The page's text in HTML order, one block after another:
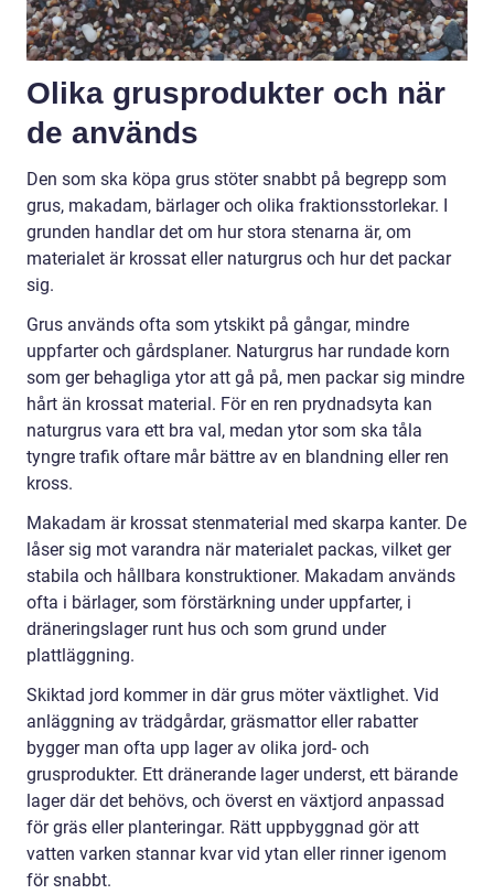
Olika grusprodukter och när
de används
Den som ska köpa grus stöter snabbt på begrepp som
grus, makadam, bärlager och olika fraktionsstorlekar. I
grunden handlar det om hur stora stenarna är, om
materialet är krossat eller naturgrus och hur det packar
sig.
Grus används ofta som ytskikt på gångar, mindre
uppfarter och gårdsplaner. Naturgrus har rundade korn
som ger behagliga ytor att gå på, men packar sig mindre
hårt än krossat material. För en ren prydnadsyta kan
naturgrus vara ett bra val, medan ytor som ska tåla
tyngre trafik oftare mår bättre av en blandning eller ren
kross.
Makadam är krossat stenmaterial med skarpa kanter. De
låser sig mot varandra när materialet packas, vilket ger
stabila och hållbara konstruktioner. Makadam används
ofta i bärlager, som förstärkning under uppfarter, i
dräneringslager runt hus och som grund under
plattläggning.
Skiktad jord kommer in där grus möter växtlighet. Vid
anläggning av trädgårdar, gräsmattor eller rabatter
bygger man ofta upp lager av olika jord- och
grusprodukter. Ett dränerande lager underst, ett bärande
lager där det behövs, och överst en växtjord anpassad
för gräs eller planteringar. Rätt uppbyggnad gör att
vatten varken stannar kvar vid ytan eller rinner igenom
för snabbt.